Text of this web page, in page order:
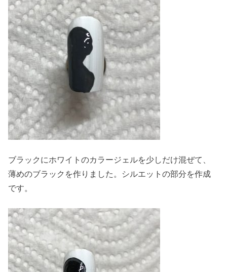
ブラックにホワイトのカラージェルを少しだけ混ぜて、
薄めのブラックを作りました。シルエットの部分を作成
です。